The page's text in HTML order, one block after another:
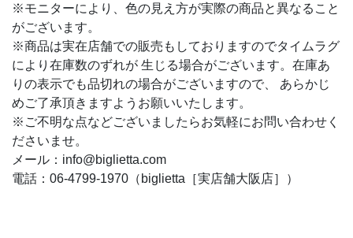
※モニターにより、色の見え方が実際の商品と異なること
がございます。
※商品は実在店舗での販売もしておりますのでタイムラグ
により在庫数のずれが 生じる場合がございます。在庫あ
りの表示でも品切れの場合がございますので、 あらかじ
めご了承頂きますようお願いいたします。
※ご不明な点などございましたらお気軽にお問い合わせく
ださいませ。
メール：info@biglietta.com
電話：06-4799-1970（biglietta［実店舗大阪店］）